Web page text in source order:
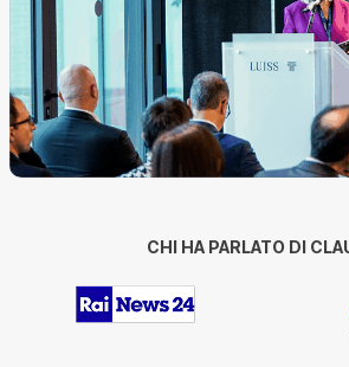
CHI HA PARLATO DI